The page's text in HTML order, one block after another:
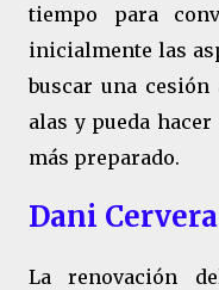
tiempo para
inicialmente las
buscar una cesión
alas y pueda
más preparado.
Dani Cervera
La renovación